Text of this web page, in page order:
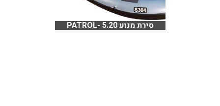
סירת מנוע 5.20 -PATROL